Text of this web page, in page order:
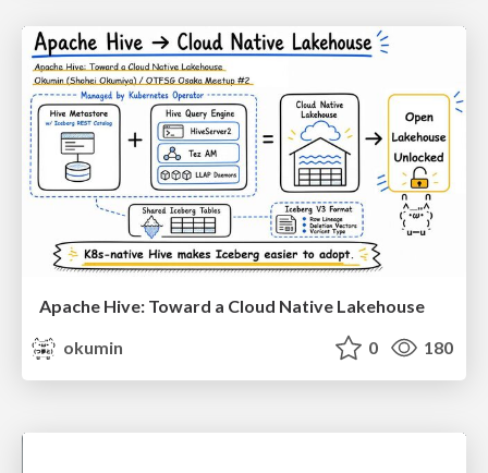
Apache Hive: Toward a Cloud Native Lakehouse
okumin
0 180